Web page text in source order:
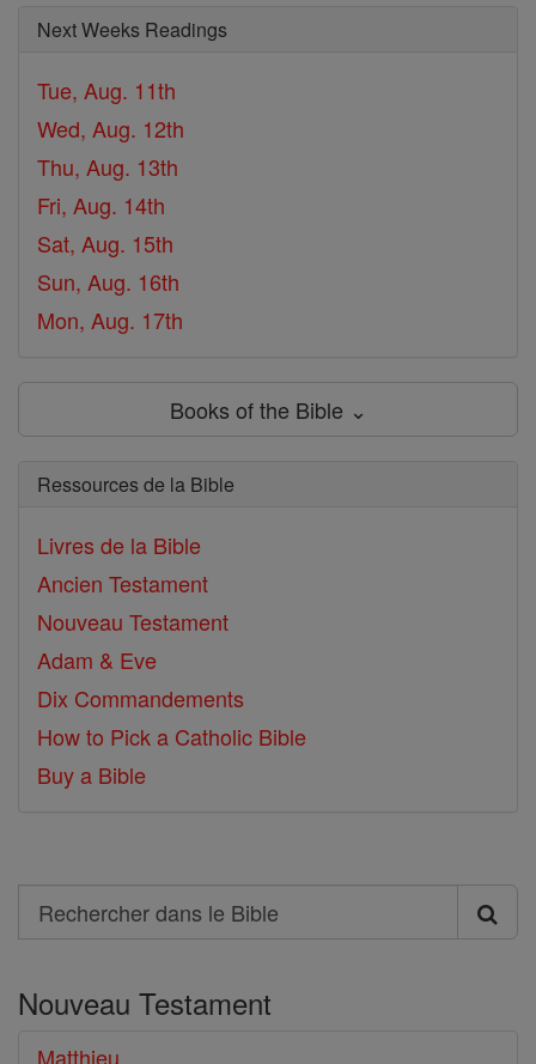
Next Weeks Readings
Tue, Aug. 11th
Wed, Aug. 12th
Thu, Aug. 13th
Fri, Aug. 14th
Sat, Aug. 15th
Sun, Aug. 16th
Mon, Aug. 17th
Books of the Bible ⌄
Ressources de la Bible
Livres de la Bible
Ancien Testament
Nouveau Testament
Adam & Eve
Dix Commandements
How to Pick a Catholic Bible
Buy a Bible
Search
Rechercher
le
Bible
Nouveau Testament
Matthieu